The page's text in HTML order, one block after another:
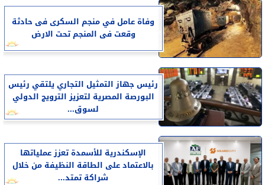
وفاة عامل في منجم السكرى فى حادثة
وقعت فى المنجم تحت الارض
رئيس جهاز التمثيل التجاري يلتقي رئيس
البورصة المصرية لتعزيز الترويج الدولي
لسوق...
الإسكندرية للأسمدة تعزز عملياتها
بالاعتماد على الطاقة النظيفة من خلال
شراكة تمتد...